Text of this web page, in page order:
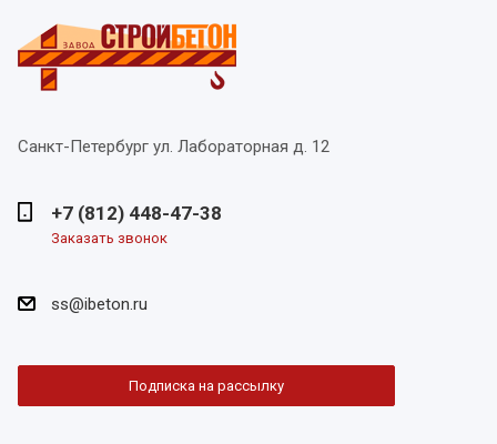
Санкт-Петербург ул. Лабораторная д. 12
+7 (812) 448-47-38
Заказать звонок
ss@ibeton.ru
Подписка на рассылку